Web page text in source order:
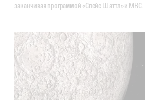
заканчивая программой «Спейс Шаттл» и МКС.